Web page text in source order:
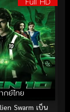
กย์ไทย
Swarm เบ็น